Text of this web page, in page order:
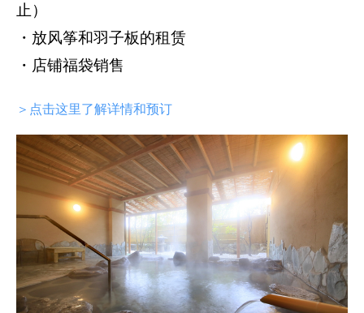
止）
・放风筝和羽子板的租赁
・店铺福袋销售
＞点击这里了解详情和预订